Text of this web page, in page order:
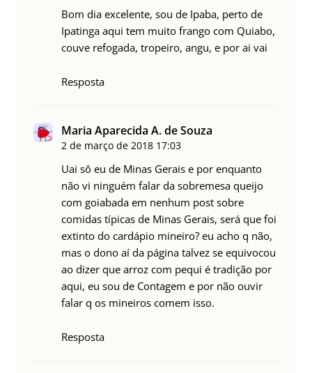
Bom dia excelente, sou de Ipaba, perto de
Ipatinga aqui tem muito frango com Quiabo,
couve refogada, tropeiro, angu, e por ai vai
Resposta
Maria Aparecida A. de Souza
2 de março de 2018 17:03
Uai sô eu de Minas Gerais e por enquanto
não vi ninguém falar da sobremesa queijo
com goiabada em nenhum post sobre
comidas típicas de Minas Gerais, será que foi
extinto do cardápio mineiro? eu acho q não,
mas o dono aí da página talvez se equivocou
ao dizer que arroz com pequi é tradição por
aqui, eu sou de Contagem e por não ouvir
falar q os mineiros comem isso.
Resposta